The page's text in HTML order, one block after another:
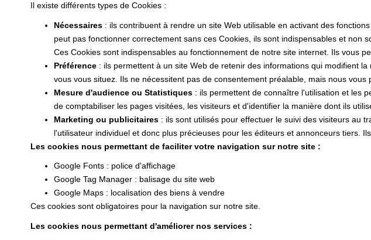
Il existe différents types de Cookies :
Nécessaires : ils contribuent à rendre un site Web utilisable en activant des
peut pas fonctionner correctement sans ces Cookies, ils sont indispensables et non
Ces Cookies sont indispensables au fonctionnement de notre site internet. Ils vous
Préférence : ils permettent à un site Web de retenir des informations qui modifient
vous vous situez. Ils ne nécessitent pas de consentement préalable, mais nous
Mesure d'audience ou Statistiques : ils permettent de connaître l'utilisation et les
de comptabiliser les pages visitées, les visiteurs et d'identifier la manière dont ils
Marketing ou publicitaires : ils sont utilisés pour effectuer le suivi des visiteurs au
l'utilisateur individuel et donc plus précieuses pour les éditeurs et annonceurs tiers.
Les cookies nous permettant de faciliter votre navigation sur notre site :
Google Fonts : police d'affichage
Google Tag Manager : balisage du site web
Google Maps : localisation des biens à vendre
Ces cookies sont obligatoires pour la navigation sur notre site.
Les cookies nous permettant d'améliorer nos services :